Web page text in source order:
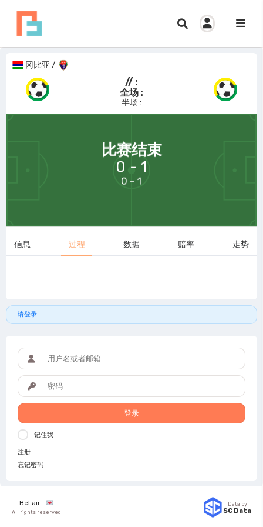
冈比亚 /
// :
全场 :
半场 :
比赛结束
0 - 1
0 - 1
信息 过程 数据 赔率 走势
请登录
登录
记住我
注册
忘记密码
BeFair -
All rights reserved
Data by
SC Data